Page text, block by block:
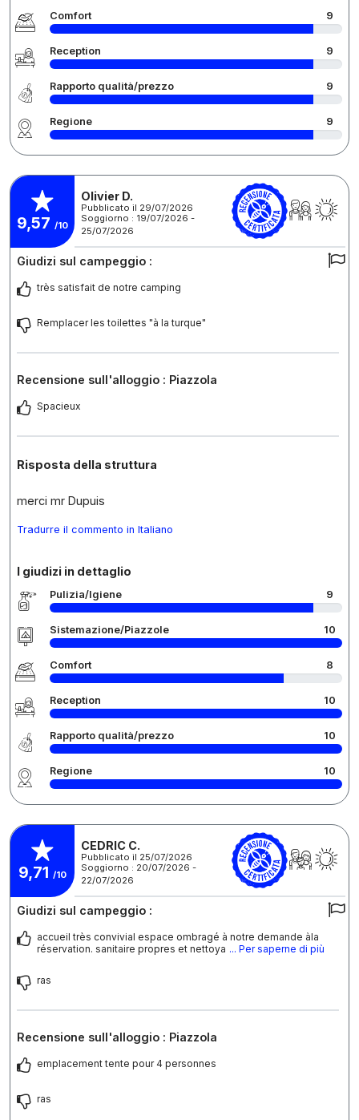
Comfort 9
Reception 9
Rapporto qualità/prezzo 9
Regione 9
9,57 /10
Olivier D.
Pubblicato il 29/07/2026
Soggiorno : 19/07/2026 -
25/07/2026
Giudizi sul campeggio :
très satisfait de notre camping
Remplacer les toilettes "à la turque"
Recensione sull'alloggio : Piazzola
Spacieux
Risposta della struttura
merci mr Dupuis
Tradurre il commento in Italiano
I giudizi in dettaglio
Pulizia/Igiene 9
Sistemazione/Piazzole 10
Comfort 8
Reception 10
Rapporto qualità/prezzo 10
Regione 10
9,71 /10
CEDRIC C.
Pubblicato il 25/07/2026
Soggiorno : 20/07/2026 -
22/07/2026
Giudizi sul campeggio :
accueil très convivial espace ombragé à notre demande àla
réservation. sanitaire propres et nettoya ... Per saperne di più
ras
Recensione sull'alloggio : Piazzola
emplacement tente pour 4 personnes
ras